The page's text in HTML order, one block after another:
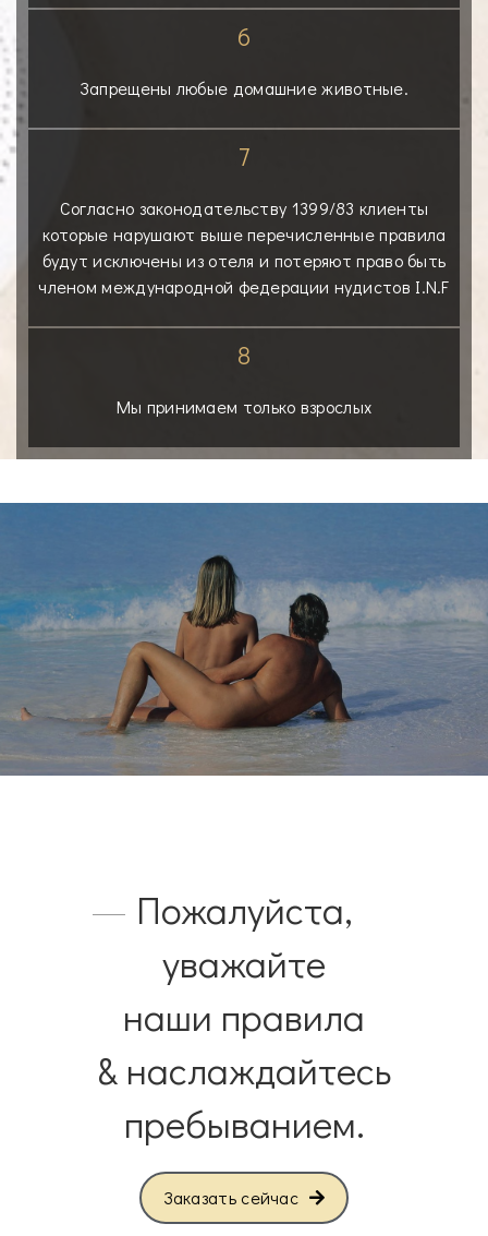
6
Запрещены любые домашние животные.
7
Согласно законодательству 1399/83 клиенты
которые нарушают выше перечисленные правила
будут исключены из отеля и потеряют право быть
членом международной федерации нудистов I.N.F
8
Мы принимаем только взрослых
Пожалуйста,
уважайте
наши правила
& наслаждайтесь
пребыванием.
Заказать сейчас